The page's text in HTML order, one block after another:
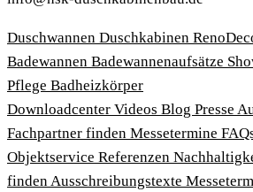
Duschwannen Duschkabinen
Badewannen Badewannenaufsätze
Pflege Badheizkörper
Download­center Videos Blog Presse
Fachpartner finden Messetermine
Objektservice Referenzen
findenAusschreibungstexte